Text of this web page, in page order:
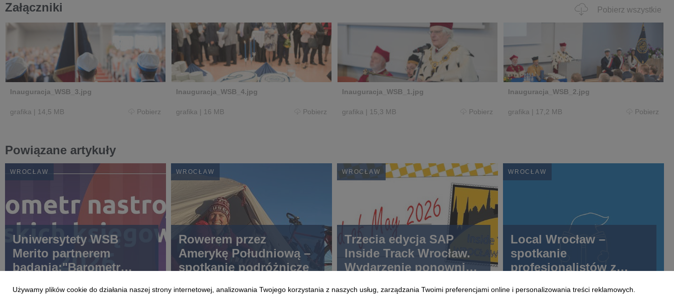
Załączniki Pobierz wszystkie
Inauguracja_WSB_3.jpg
grafika | 14,5 MB Pobierz
Inauguracja_WSB_4.jpg
grafika | 16 MB Pobierz
Inauguracja_WSB_1.jpg
grafika | 15,3 MB Pobierz
Inauguracja_WSB_2.jpg
grafika | 17,2 MB Pobierz
Powiązane artykuły
WROCŁAW
Uniwersytety WSB
Merito partnerem
badania:"Barometr
WROCŁAW
Rowerem przez
Amerykę Południową –
spotkanie podróżnicze
WROCŁAW
Trzecia edycja SAP
Inside Track Wrocław.
Wydarzenie ponownie
WROCŁAW
Local Wrocław –
spotkanie
profesjonalistów z
Używamy plików cookie do działania naszej strony internetowej, analizowania Twojego korzystania z naszych usług, zarządzania Twoimi preferencjami online i personalizowania treści reklamowych.